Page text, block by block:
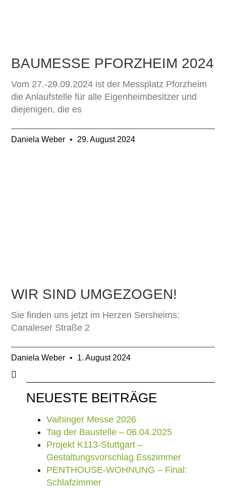
BAUMESSE PFORZHEIM 2024
Vom 27.-29.09.2024 ist der Messplatz Pforzheim
die Anlaufstelle für alle Eigenheimbesitzer und
diejenigen, die es
Daniela Weber 29. August 2024
WIR SIND UMGEZOGEN!
Sie finden uns jetzt im Herzen Sersheims:
Canaleser Straße 2
Daniela Weber 1. August 2024
NEUESTE BEITRÄGE
Vaihinger Messe 2026
Tag der Baustelle – 06.04.2025
Projekt K113-Stuttgart –
Gestaltungsvorschlag Esszimmer
PENTHOUSE-WOHNUNG – Final:
Schlafzimmer